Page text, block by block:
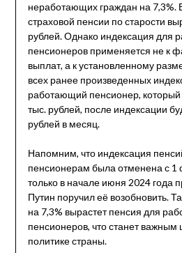
неработающих граждан на 7,3%.
страховой пенсии по старости
рублей. Однако индексация для
пенсионеров применяется не к
выплат, а к установленному
всех ранее произведенных
работающий пенсионер, который
тыс. рублей, после индексации
рублей в месяц.
Напомним, что индексация
пенсионерам была отменена с 1
только в начале июня 2024 года
Путин поручил её возобновить.
на 7,3% вырастет пенсия для
пенсионеров, что станет важным
политике страны.